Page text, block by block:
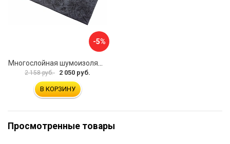
-5%
2 158 руб. 2 050 руб.
В КОРЗИНУ
Просмотренные товары